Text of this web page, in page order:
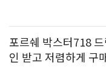
포르쉐 박스터718
인 받고 저렴하게 구